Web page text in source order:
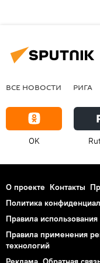
ВСЕ НОВОСТИ РИГА
OK
О проекте Контакты
Политика
Правила
Правила применения
технологий